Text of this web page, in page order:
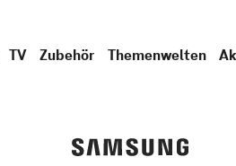
TV Zubehör Themenwelten